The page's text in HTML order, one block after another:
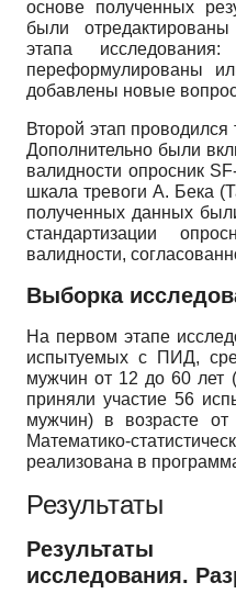
основе полученных
были
этапа
переформулированы
добавлены новые
Второй этап
Дополнительно были
валидности опросник
шкала тревоги А. Бека
полученных данных
стандартизации
валидности,
Выборка
На первом этапе
испытуемых с ПИД,
мужчин от 12 до 60 лет
приняли участие 56
мужчин) в возрасте
Математико-
реализована в
Результаты
Результаты
исследования.